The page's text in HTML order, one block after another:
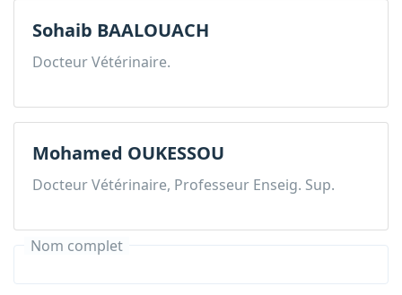
Sohaib BAALOUACH
Docteur Vétérinaire.
Mohamed OUKESSOU
Docteur Vétérinaire, Professeur Enseig. Sup.
Nom complet